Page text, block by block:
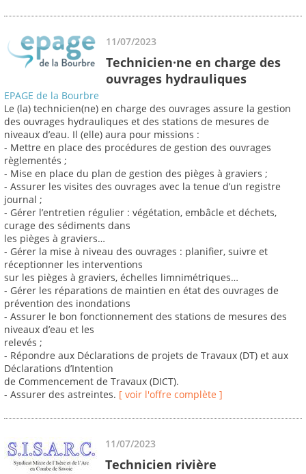
11/07/2023
Technicien·ne en charge des
ouvrages hydrauliques
EPAGE de la Bourbre
Le (la) technicien(ne) en charge des ouvrages assure la gestion
des ouvrages hydrauliques et des stations de mesures de
niveaux d’eau. Il (elle) aura pour missions :
- Mettre en place des procédures de gestion des ouvrages
règlementés ;
- Mise en place du plan de gestion des pièges à graviers ;
- Assurer les visites des ouvrages avec la tenue d’un registre
journal ;
- Gérer l’entretien régulier : végétation, embâcle et déchets,
curage des sédiments dans
les pièges à graviers…
- Gérer la mise à niveau des ouvrages : planifier, suivre et
réceptionner les interventions
sur les pièges à graviers, échelles limnimétriques…
- Gérer les réparations de maintien en état des ouvrages de
prévention des inondations
- Assurer le bon fonctionnement des stations de mesures des
niveaux d’eau et les
relevés ;
- Répondre aux Déclarations de projets de Travaux (DT) et aux
Déclarations d’Intention
de Commencement de Travaux (DICT).
- Assurer des astreintes. [ voir l'offre complète ]
11/07/2023
Technicien rivière